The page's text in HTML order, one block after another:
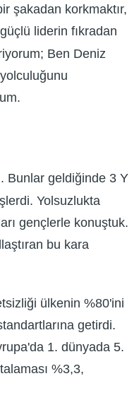
şakadan korkmaktır,
liderin fıkradan
Ben Deniz
Bunlar geldiğinde 3 Y
Yolsuzlukta
gençlerle konuştuk.
bu kara
ülkenin %80'ini
getirdi.
1. dünyada 5.
%3,3,